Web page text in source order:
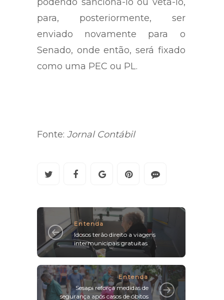
república toma posse do texto,
podendo sancioná-lo ou vetá-lo,
para, posteriormente, ser
enviado novamente para o
Senado, onde então, será fixado
Entenda
Idosos terão direito a viagens
Entenda